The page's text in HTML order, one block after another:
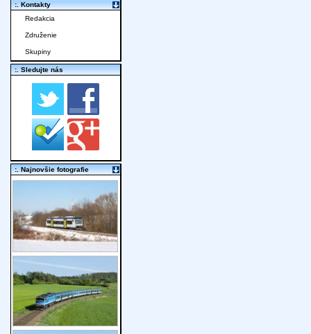
:. Kontakty
Redakcia
Združenie
Skupiny
:. Sledujte nás
:. Najnovšie fotografie